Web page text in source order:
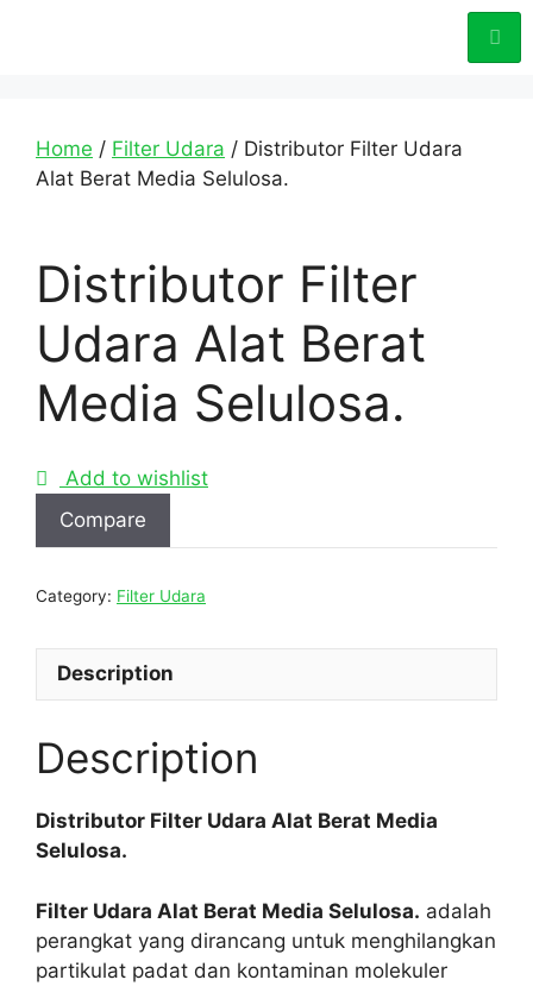
Home / Filter Udara / Distributor Filter Udara
Alat Berat Media Selulosa.
Distributor Filter
Udara Alat Berat
Media Selulosa.
Add to wishlist
Compare
Category: Filter Udara
Description
Description
Distributor Filter Udara Alat Berat Media
Selulosa.
Filter Udara Alat Berat Media Selulosa. adalah
perangkat yang dirancang untuk menghilangkan
partikulat padat dan kontaminan molekuler